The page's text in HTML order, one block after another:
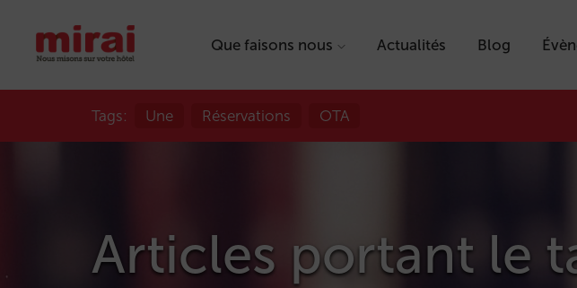
Que faisons nous Actualités Blog
Tags: Une Réservations OTA
Articles portant le